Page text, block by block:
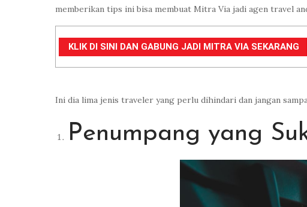
memberikan tips ini bisa membuat Mitra Via jadi agen travel
KLIK DI SINI DAN GABUNG JADI MITRA VIA SEKARANG
Ini dia lima jenis traveler yang perlu dihindari dan jangan
Penumpang yang